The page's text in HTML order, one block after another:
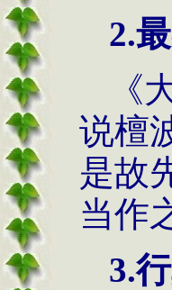
2.
《
说檀
是故
当作
3.